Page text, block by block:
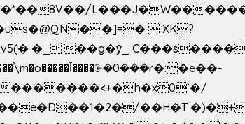
8V��/L���J�W��
��]=�  XK?
�������<+�h�x0`�/